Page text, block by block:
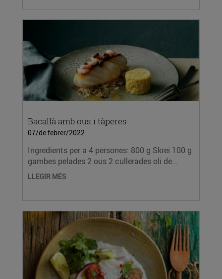
Bacallà amb ous i tàperes
07/de febrer/2022
Ingredients per a 4 persones: 800 g Skrei 100 g
gambes pelades 2 ous 2 cullerades oli de...
LLEGIR MÉS